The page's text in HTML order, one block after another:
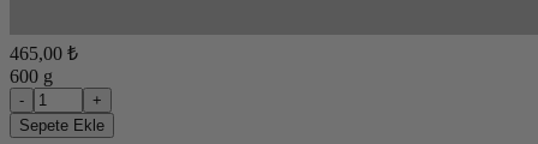
465,00 ₺
600 g
-
+
Sepete Ekle